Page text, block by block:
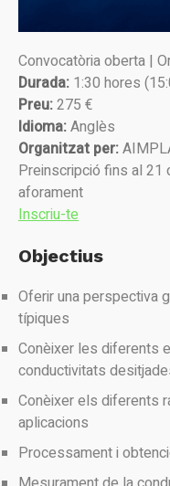
Convocatòria oberta |
Durada: 1:30 hores
Preu:275 €
Idioma:Anglès
Organitzat per:
Preinscripció fins al
aforament
Inscriu-te
Objectius
Oferir una perspectiva
típiques
Conèixer les diferents
conductivitats
Conèixer els diferents
aplicacions
Processament i